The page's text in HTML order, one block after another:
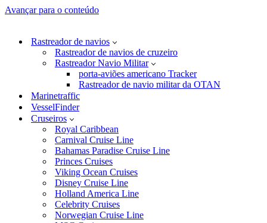
Avançar para o conteúdo
Rastreador de navios
Rastreador de navios de cruzeiro
Rastreador Navio Militar
porta-aviões americano Tracker
Rastreador de navio militar da OTAN
Marinetraffic
VesselFinder
Cruseiros
Royal Caribbean
Carnival Cruise Line
Bahamas Paradise Cruise Line
Princes Cruises
Viking Ocean Cruises
Disney Cruise Line
Holland America Line
Celebrity Cruises
Norwegian Cruise Line